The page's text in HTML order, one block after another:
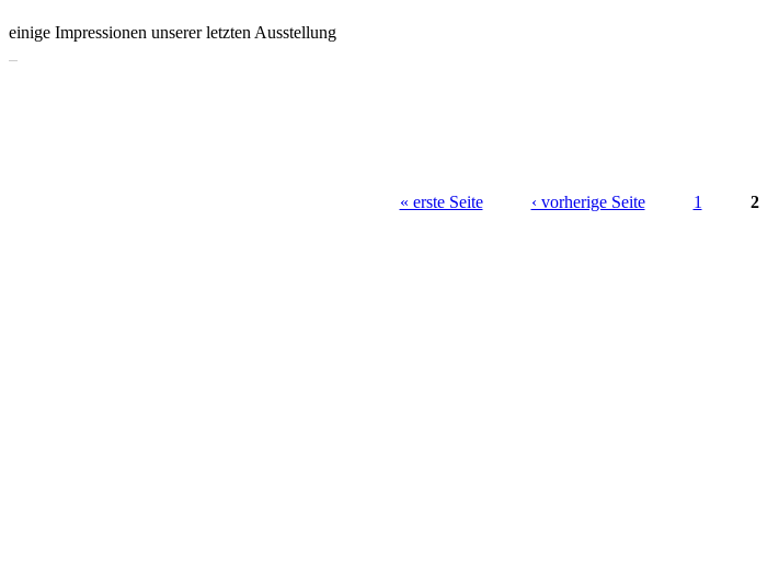
einige Impressionen unserer letzten Ausstellung
« erste Seite ‹ vorherige Seite 1 2